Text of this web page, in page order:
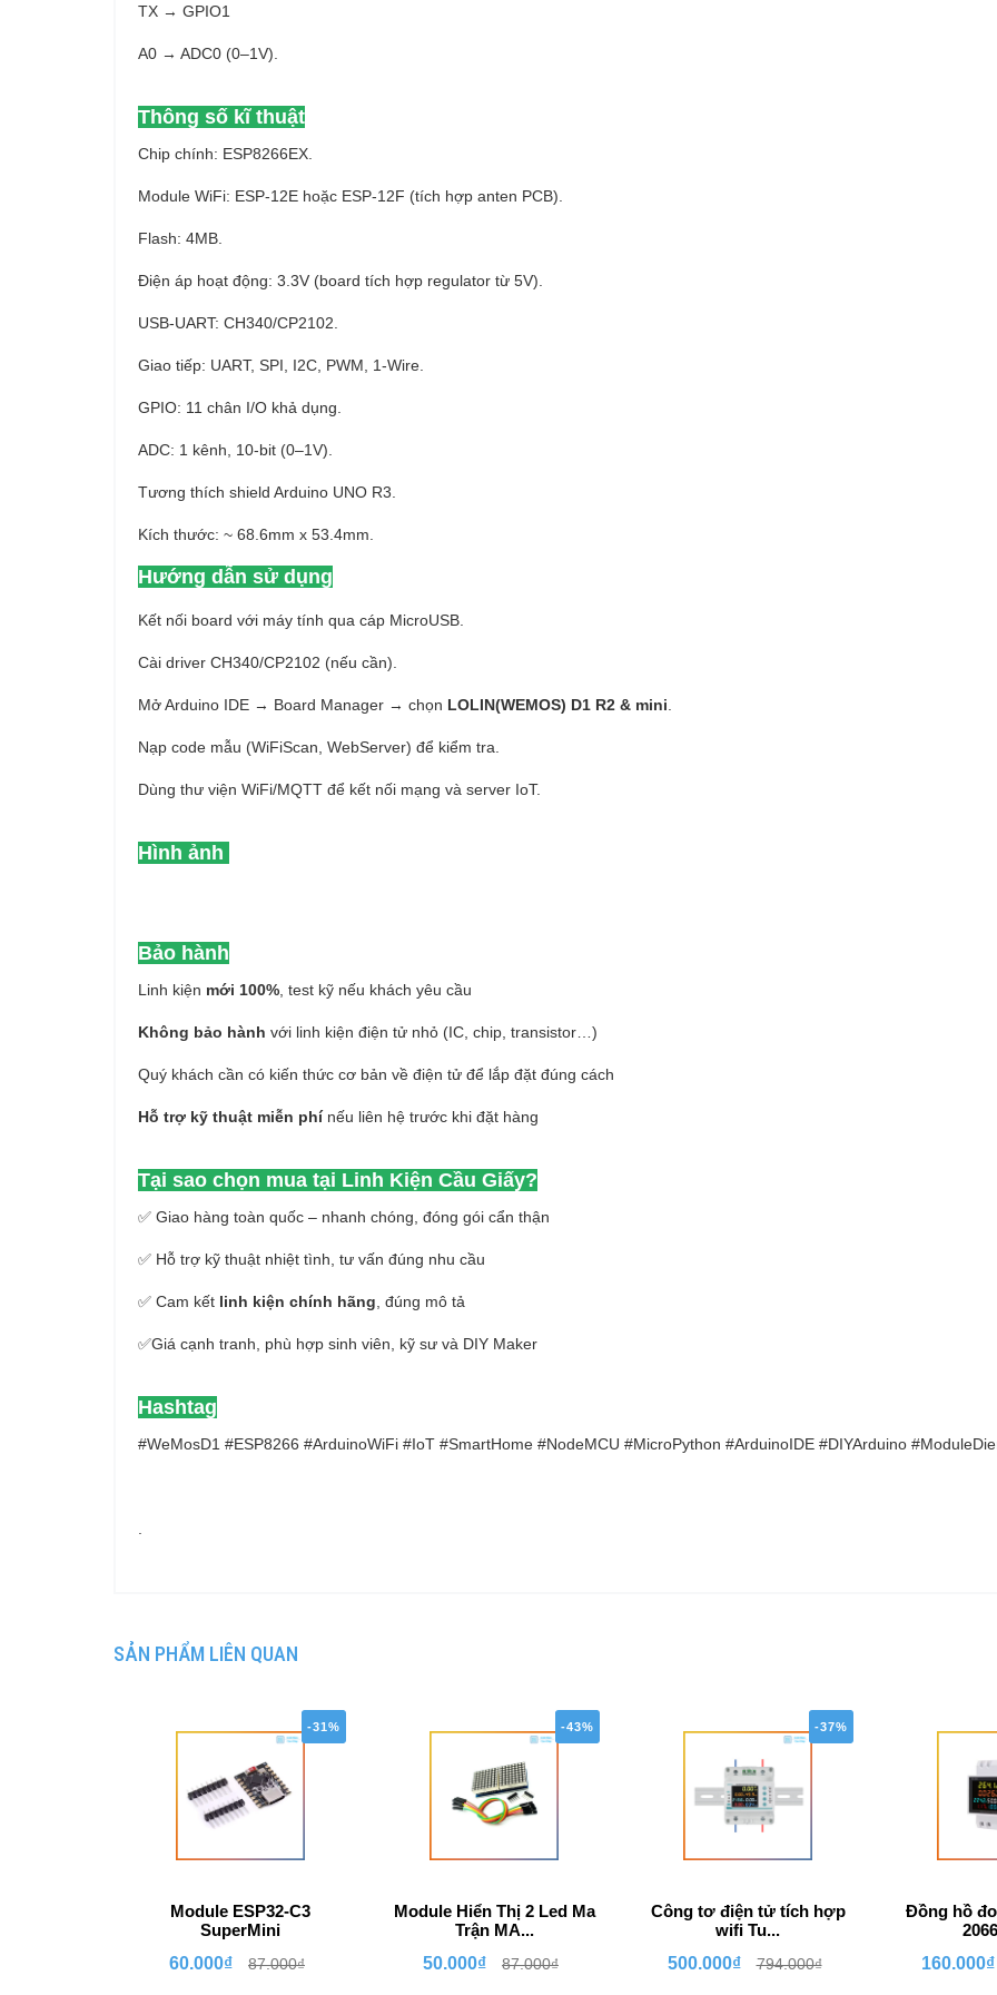
TX → GPIO1
A0 → ADC0 (0–1V).
Thông số kĩ thuật
Chip chính: ESP8266EX.
Module WiFi: ESP-12E hoặc ESP-12F (tích hợp anten PCB).
Flash: 4MB.
Điện áp hoạt động: 3.3V (board tích hợp regulator từ 5V).
USB-UART: CH340/CP2102.
Giao tiếp: UART, SPI, I2C, PWM, 1-Wire.
GPIO: 11 chân I/O khả dụng.
ADC: 1 kênh, 10-bit (0–1V).
Tương thích shield Arduino UNO R3.
Kích thước: ~ 68.6mm x 53.4mm.
Hướng dẫn sử dụng
Kết nối board với máy tính qua cáp MicroUSB.
Cài driver CH340/CP2102 (nếu cần).
Mở Arduino IDE → Board Manager → chọn LOLIN(WEMOS) D1 R2 & mini
Nạp code mẫu (WiFiScan, WebServer) để kiểm tra.
Dùng thư viện WiFi/MQTT để kết nối mạng và server IoT.
Hình ảnh
Bảo hành
Linh kiện mới 100% , test kỹ nếu khách yêu cầu
Không bảo hành với linh kiện điện tử nhỏ (IC, chip, transistor…)
Quý khách cần có kiến thức cơ bản về điện tử để lắp đặt đúng cách
Hỗ trợ kỹ thuật miễn phínếu liên hệ trước khi đặt hàng
Tại sao chọn mua tại Linh Kiện Cầu Giấy?
✅ Giao hàng toàn quốc – nhanh chóng, đóng gói cẩn thận
✅ Hỗ trợ kỹ thuật nhiệt tình, tư vấn đúng nhu cầu
✅ Cam kết linh kiện chính hãng , đúng mô tả
✅Giá cạnh tranh, phù hợp sinh viên, kỹ sư và DIY Maker
Hashtag
#WeMosD1 #ESP8266 #ArduinoWiFi #IoT #SmartHome #NodeMCU #MicroPython #ArduinoIDE #DIYArduino
SẢN PHẨM LIÊN QUAN
-31%
Module ESP32-C3
SuperMini
60.000₫
87.000₫
-43%
Module Hiển Thị 2 Led Ma
Trận MA...
50.000₫
87.000₫
-37%
Công tơ điện tử tích hợp
wifi Tu...
500.000₫
794.000₫
Đồng hồ
160.000₫